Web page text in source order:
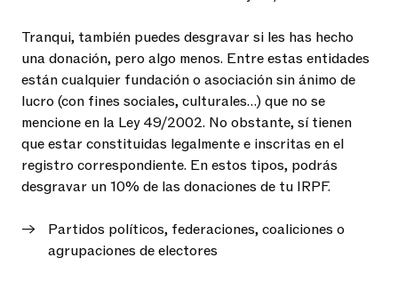
Tranqui, también puedes desgravar si les has hecho
una donación, pero algo menos. Entre estas entidades
están cualquier fundación o asociación sin ánimo de
lucro (con fines sociales, culturales…) que no se
mencione en la Ley 49/2002. No obstante, sí tienen
que estar constituidas legalmente e inscritas en el
registro correspondiente. En estos tipos, podrás
desgravar un 10% de las donaciones de tu IRPF.
Partidos políticos, federaciones, coaliciones o
agrupaciones de electores